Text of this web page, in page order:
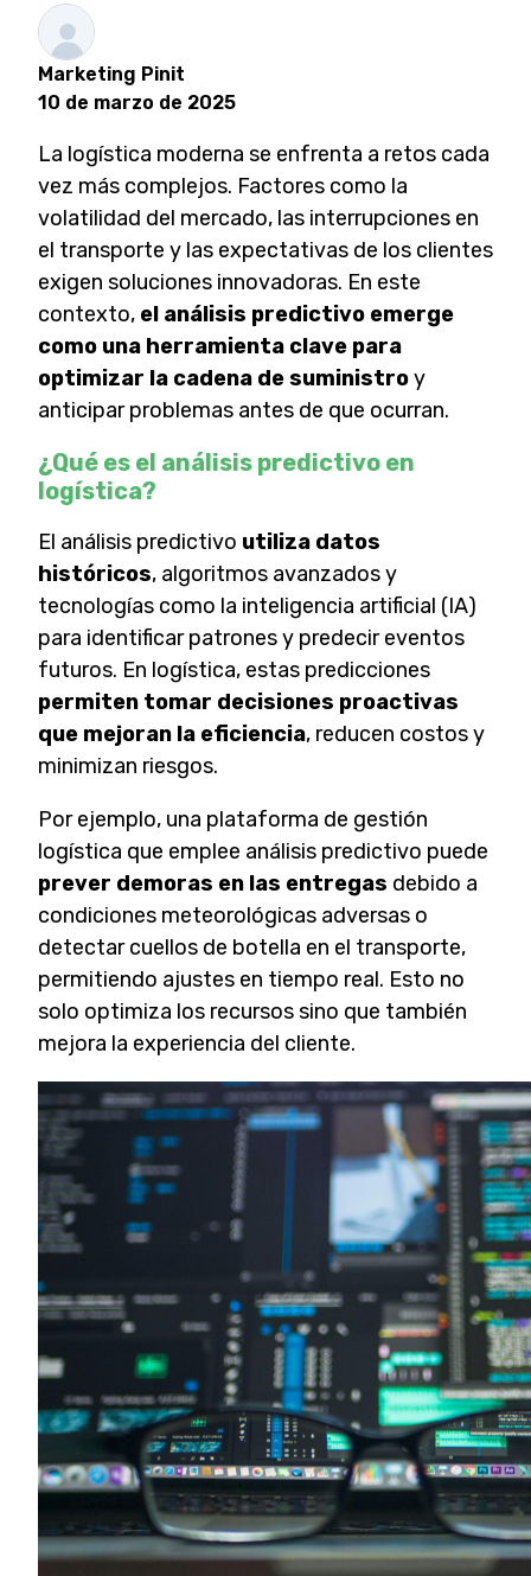
Marketing Pinit
10 de marzo de 2025
La logística moderna se enfrenta a retos cada
vez más complejos. Factores como la
volatilidad del mercado, las interrupciones en
el transporte y las expectativas de los clientes
exigen soluciones innovadoras. En este
contexto, el análisis predictivo emerge
como una herramienta clave para
optimizar la cadena de suministroy
anticipar problemas antes de que ocurran.
¿Qué es el análisis predictivo en
logística?
El análisis predictivo utiliza datos
históricos, algoritmos avanzados y
tecnologías como la inteligencia artificial (IA)
para identificar patrones y predecir eventos
futuros. En logística, estas predicciones
permiten tomar decisiones proactivas
que mejoran la eficiencia, reducen costos y
minimizan riesgos.
Por ejemplo, una plataforma de gestión
logística que emplee análisis predictivo puede
prever demoras en las entregas debido a
condiciones meteorológicas adversas o
detectar cuellos de botella en el transporte,
permitiendo ajustes en tiempo real. Esto no
solo optimiza los recursos sino que también
mejora la experiencia del cliente.